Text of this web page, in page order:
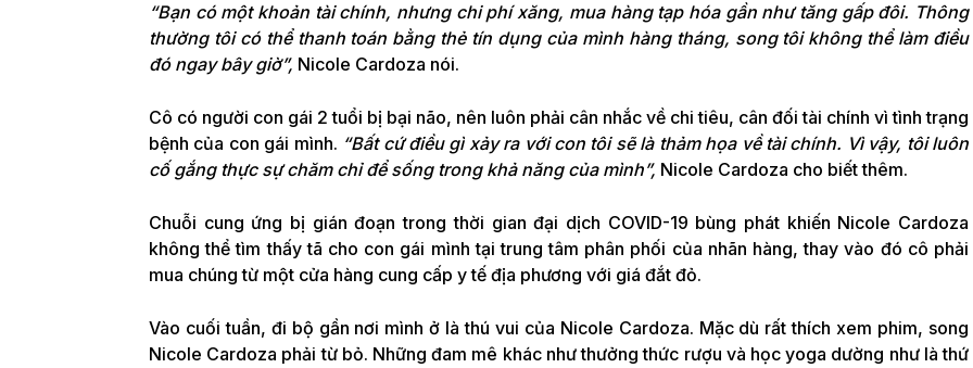
“Bạn có một khoản tài chính, nhưng chi phí xăng, mua hàng tạp hóa gần như tăng gấp đôi. Thông
thường tôi có thể thanh toán bằng thẻ tín dụng của mình hàng tháng, song tôi không thể làm điều
đó ngay bây giờ”, Nicole Cardoza nói.
Cô có người con gái 2 tuổi bị bại não, nên luôn phải cân nhắc về chi tiêu, cân đối tài chính vì tình trạng
bệnh của con gái mình. “Bất cứ điều gì xảy ra với con tôi sẽ là thảm họa về tài chính. Vì vậy, tôi luôn
cố gắng thực sự chăm chỉ để sống trong khả năng của mình”, Nicole Cardoza cho biết thêm.
Chuỗi cung ứng bị gián đoạn trong thời gian đại dịch COVID-19 bùng phát khiến Nicole Cardoza
không thể tìm thấy tã cho con gái mình tại trung tâm phân phối của nhãn hàng, thay vào đó cô phải
mua chúng từ một cửa hàng cung cấp y tế địa phương với giá đắt đỏ.
Vào cuối tuần, đi bộ gần nơi mình ở là thú vui của Nicole Cardoza. Mặc dù rất thích xem phim, song
Nicole Cardoza phải từ bỏ. Những đam mê khác như thưởng thức rượu và học yoga dường như là thứ